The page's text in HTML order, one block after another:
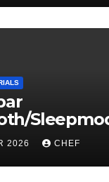
fix
2026 CHEF